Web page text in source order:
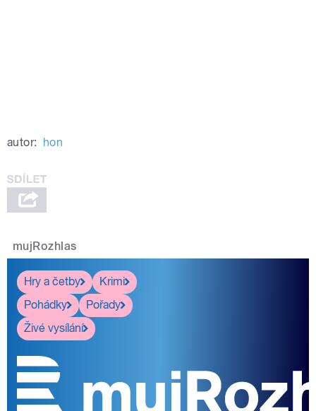
autor: hon
mujRozhlas
Hry a četby
Krimi
Pohádky
Pořady
Živé vysílání